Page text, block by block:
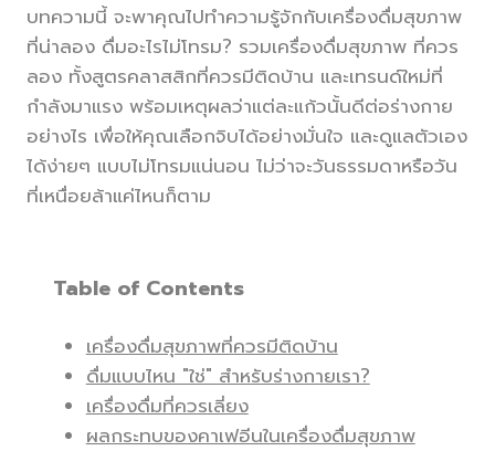
บทความนี้ จะพาคุณไปทำความรู้จักกับเครื่องดื่มสุขภาพ
ที่น่าลอง ดื่มอะไรไม่โทรม? รวมเครื่องดื่มสุขภาพ ที่ควร
ลอง ทั้งสูตรคลาสสิกที่ควรมีติดบ้าน และเทรนด์ใหม่ที่
กำลังมาแรง พร้อมเหตุผลว่าแต่ละแก้วนั้นดีต่อร่างกาย
อย่างไร เพื่อให้คุณเลือกจิบได้อย่างมั่นใจ และดูแลตัวเอง
ได้ง่ายๆ แบบไม่โทรมแน่นอน ไม่ว่าจะวันธรรมดาหรือวัน
ที่เหนื่อยล้าแค่ไหนก็ตาม
Table of Contents
เครื่องดื่มสุขภาพที่ควรมีติดบ้าน
ดื่มแบบไหน "ใช่" สำหรับร่างกายเรา?
เครื่องดื่มที่ควรเลี่ยง
ผลกระทบของคาเฟอีนในเครื่องดื่มสุขภาพ